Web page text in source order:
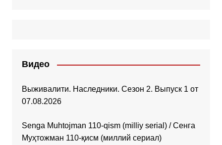
Видео
Выживалити. Наследники. Сезон 2. Выпуск 1 от
07.08.2026
Senga Muhtojman 110-qism (milliy serial) / Сенга
Муҳтожман 110-қисм (миллий сериал)